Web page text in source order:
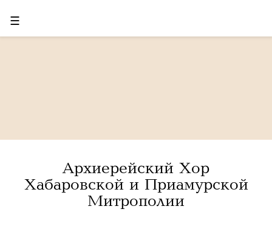
☰
Архиерейский Хор
Хабаровской и Приамурской
Митрополии